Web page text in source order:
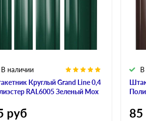
Круглый Grand Line 0,4
RAL6005 Зеленый Мох
В наличии
руб
В
85